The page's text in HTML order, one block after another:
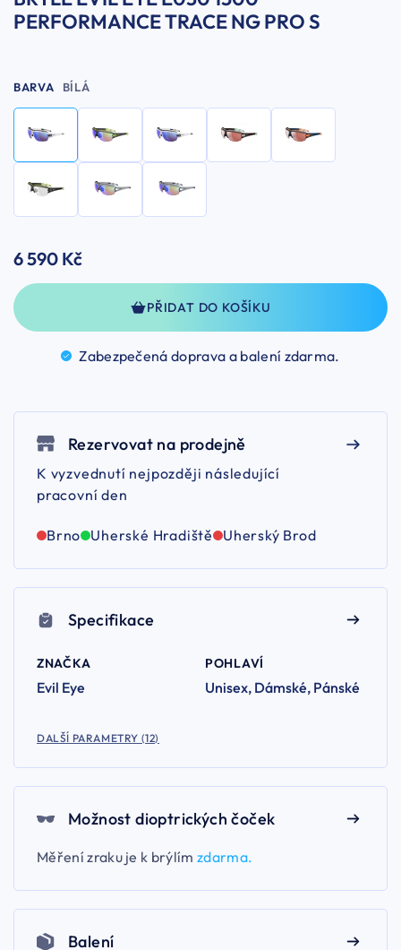
PERFORMANCE TRACE NG PRO S
BARVA BÍLÁ
6 590 Kč
PŘIDAT DO KOŠÍKU
Zabezpečená doprava a balení zdarma.
Rezervovat na prodejně
K vyzvednutí nejpozději následující
pracovní den
Brno Uherské Hradiště Uherský Brod
Specifikace
ZNAČKA
Evil Eye
POHLAVÍ
Unisex, Dámské, Pánské
DALŠÍ PARAMETRY (12)
Možnost dioptrických čoček
Měření zraku je k brýlím zdarma.
Balení